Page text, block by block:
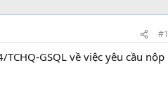
#1
GSQL về việc yêu cầu nộp